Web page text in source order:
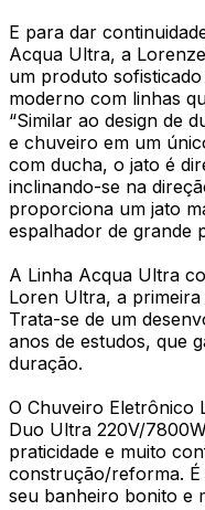
E para dar
Acqua Ultra, a
um produto
moderno com linhas
“Similar ao design de
e chuveiro em um
com ducha, o jato é
inclinando-se na
proporciona um jato
espalhador de grande
A Linha Acqua Ultra
Loren Ultra, a
Trata-se de um
anos de estudos, que
duração.
O Chuveiro Eletrônico
Duo Ultra 220V/
praticidade e muito
construção/reforma.
seu banheiro bonito e